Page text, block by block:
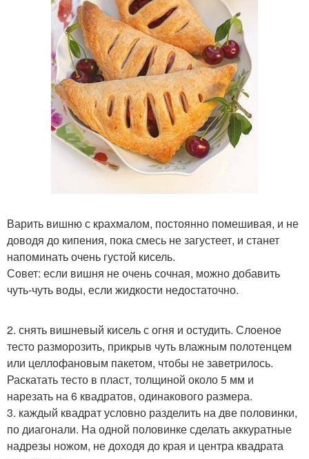
Варить вишню с крахмалом, постоянно помешивая, и не
доводя до кипения, пока смесь не загустеет, и станет
напоминать очень густой кисель.
Совет: если вишня не очень сочная, можно добавить
чуть-чуть воды, если жидкости недостаточно.
2. снять вишневый кисель с огня и остудить. Слоеное
тесто разморозить, прикрыв чуть влажным полотенцем
или целлофановым пакетом, чтобы не заветрилось.
Раскатать тесто в пласт, толщиной около 5 мм и
нарезать на 6 квадратов, одинакового размера.
3. каждый квадрат условно разделить на две половинки,
по диагонали. На одной половинке сделать аккуратные
надрезы ножом, не доходя до края и центра квадрата